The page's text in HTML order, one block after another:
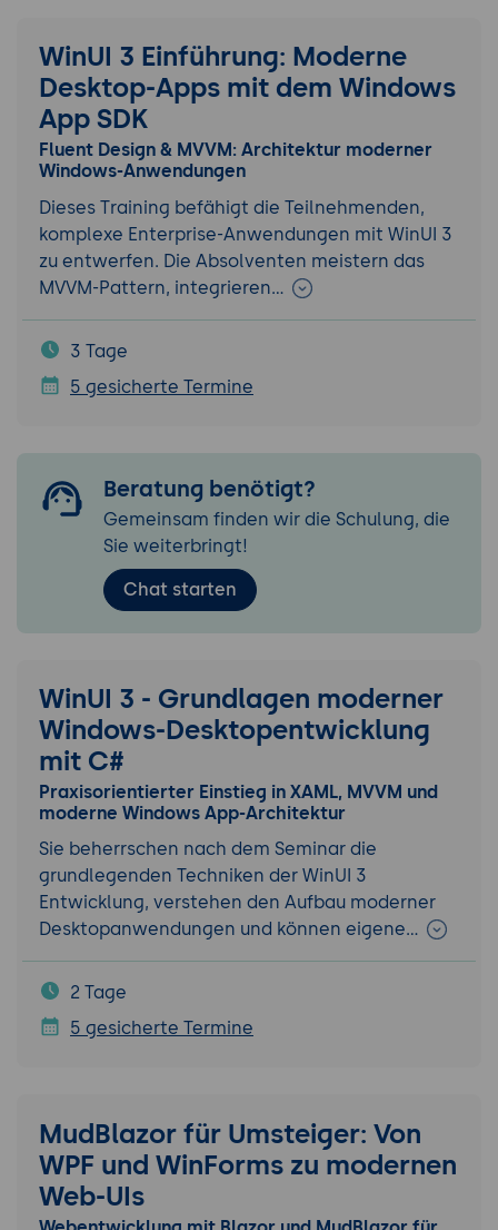
WinUI 3 Einführung: Moderne
Desktop-Apps mit dem Windows
App SDK
Fluent Design & MVVM: Architektur moderner
Windows-Anwendungen
Dieses Training befähigt die Teilnehmenden,
komplexe Enterprise-Anwendungen mit WinUI 3
zu entwerfen. Die Absolventen meistern das
MVVM-Pattern, integrieren…
3 Tage
5 gesicherte Termine
Beratung benötigt?
Gemeinsam finden wir die Schulung, die
Sie weiterbringt!
Chat starten
WinUI 3 - Grundlagen moderner
Windows-Desktopentwicklung
mit C#
Praxisorientierter Einstieg in XAML, MVVM und
moderne Windows App-Architektur
Sie beherrschen nach dem Seminar die
grundlegenden Techniken der WinUI 3
Entwicklung, verstehen den Aufbau moderner
Desktopanwendungen und können eigene…
2 Tage
5 gesicherte Termine
MudBlazor für Umsteiger: Von
WPF und WinForms zu modernen
Web-UIs